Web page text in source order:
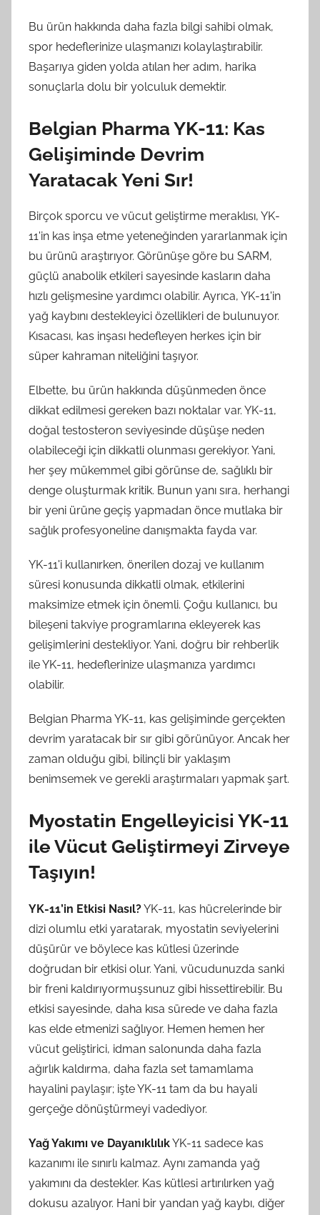
Bu ürün hakkında daha fazla bilgi sahibi olmak,
spor hedeflerinize ulaşmanızı kolaylaştırabilir.
Başarıya giden yolda atılan her adım, harika
sonuçlarla dolu bir yolculuk demektir.
Belgian Pharma YK-11: Kas
Gelişiminde Devrim
Yaratacak Yeni Sır!
Birçok sporcu ve vücut geliştirme meraklısı, YK-
11'in kas inşa etme yeteneğinden yararlanmak için
bu ürünü araştırıyor. Görünüşe göre bu SARM,
güçlü anabolik etkileri sayesinde kasların daha
hızlı gelişmesine yardımcı olabilir. Ayrıca, YK-11'in
yağ kaybını destekleyici özellikleri de bulunuyor.
Kısacası, kas inşası hedefleyen herkes için bir
süper kahraman niteliğini taşıyor.
Elbette, bu ürün hakkında düşünmeden önce
dikkat edilmesi gereken bazı noktalar var. YK-11,
doğal testosteron seviyesinde düşüşe neden
olabileceği için dikkatli olunması gerekiyor. Yani,
her şey mükemmel gibi görünse de, sağlıklı bir
denge oluşturmak kritik. Bunun yanı sıra, herhangi
bir yeni ürüne geçiş yapmadan önce mutlaka bir
sağlık profesyoneline danışmakta fayda var.
YK-11'i kullanırken, önerilen dozaj ve kullanım
süresi konusunda dikkatli olmak, etkilerini
maksimize etmek için önemli. Çoğu kullanıcı, bu
bileşeni takviye programlarına ekleyerek kas
gelişimlerini destekliyor. Yani, doğru bir rehberlik
ile YK-11, hedeflerinize ulaşmanıza yardımcı
olabilir.
Belgian Pharma YK-11, kas gelişiminde gerçekten
devrim yaratacak bir sır gibi görünüyor. Ancak her
zaman olduğu gibi, bilinçli bir yaklaşım
benimsemek ve gerekli araştırmaları yapmak şart.
Myostatin Engelleyicisi YK-11
ile Vücut Geliştirmeyi Zirveye
Taşıyın!
YK-11’in Etkisi Nasıl?YK-11, kas hücrelerinde bir
dizi olumlu etki yaratarak, myostatin seviyelerini
düşürür ve böylece kas kütlesi üzerinde
doğrudan bir etkisi olur. Yani, vücudunuzda sanki
bir freni kaldırıyormuşsunuz gibi hissettirebilir. Bu
etkisi sayesinde, daha kısa sürede ve daha fazla
kas elde etmenizi sağlıyor. Hemen hemen her
vücut geliştirici, idman salonunda daha fazla
ağırlık kaldırma, daha fazla set tamamlama
hayalini paylaşır; işte YK-11 tam da bu hayali
gerçeğe dönüştürmeyi vadediyor.
Yağ Yakımı ve DayanıklılıkYK-11 sadece kas
kazanımı ile sınırlı kalmaz. Aynı zamanda yağ
yakımını da destekler. Kas kütlesi artırılırken yağ
dokusu azalıyor. Hani bir yandan yağ kaybı, diğer